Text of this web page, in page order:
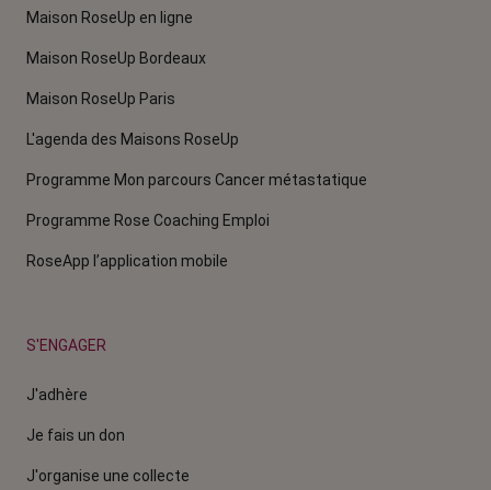
Maison RoseUp en ligne
Maison RoseUp Bordeaux
Maison RoseUp Paris
L'agenda des Maisons RoseUp
Programme Mon parcours Cancer métastatique
Programme Rose Coaching Emploi
RoseApp l’application mobile
S'ENGAGER
J'adhère
Je fais un don
J'organise une collecte